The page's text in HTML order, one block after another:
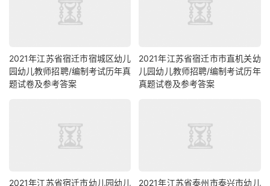
2021年江苏省宿迁市宿城区幼儿
园幼儿教师招聘/编制考试历年真
题试卷及参考答案
2021年江苏省宿迁市市直机关幼
儿园幼儿教师招聘/编制考试历年
真题试卷及参考答案
2021年江苏省宿迁市幼儿园幼儿 2021年江苏省泰州市泰兴市幼儿